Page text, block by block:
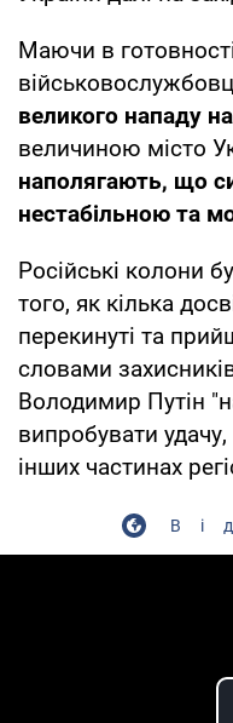
Маючи в
великого нападу
величиною місто
наполягають, що
нестабільною та
Російські колони
того, як кілька
перекинуті та
словами
Володимир Путін
випробувати
інших частинах